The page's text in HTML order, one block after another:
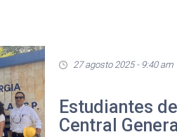
27 agosto 2025 - 9:40 am
Estudiantes
Central